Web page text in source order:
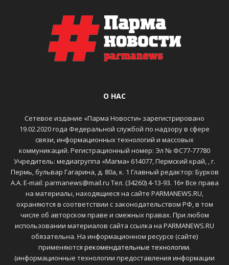
О НАС
Сетевое издание «Парма Новости» зарегистрировано
19.02.2020 года Федеральной службой по надзору в сфере
связи, информационных технологий и массовых
коммуникаций. Регистрационный номер: Эл № ФС77-77780
Учредитель: медиагруппа «Магма» 614077, Пермский край, , г.
Пермь, бульвар Гагарина, д. 80а, к. 1 Главный редактор: Бурков
А.А. E-mail: parmanews@mail.ru Тел. (34260) 4-13-93. 16+ Все права
на материалы, находящиеся на сайте PARMANEWS.RU,
охраняются в соответствии с законодательством РФ, в том
числе об авторском праве и смежных правах. При любом
использовании материалов сайта ссылка на PARMANEWS.RU
обязательна. На информационном ресурсе (сайте)
применяются рекомендательные технологии.
(информационные технологии предоставления информации